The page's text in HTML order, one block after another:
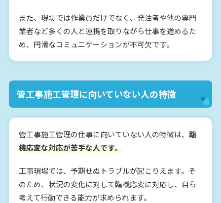
また、現場では作業員だけでなく、発注者や他の専門
業者など多くの人と連携を取りながら仕事を進めるた
め、円滑なコミュニケーションが不可欠です。
管工事施工管理に向いていない人の特徴
管工事施工管理の仕事に向いていない人の特徴は、 臨
機応変な対応が苦手な人です。
工事現場では、予期せぬトラブルが起こりえます。そ
のため、状況の変化に対して臨機応変に対応し、自ら
考えて行動できる能力が求められます。